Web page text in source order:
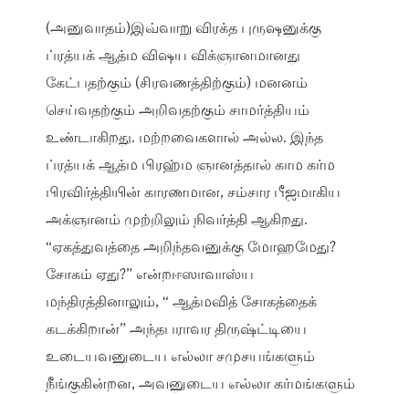
(அனுவாதம்)இவ்வாறு விரக்த புருஷனுக்கு
ப்ரத்யக் ஆத்ம விஷய விக்ஞானமானது
கேட்பதற்கும் (சிரவணத்திற்கும்) மனனம்
செய்வதற்கும் அறிவதற்கும் சாமர்த்தியம்
உண்டாகிறது. மற்றவைகளால் அல்ல. இந்த
ப்ரத்யக் ஆத்ம பிரஹ்ம ஞானத்தால் காம கர்ம
பிரவிர்த்தியின் காரணமான, சம்சார பீஜமாகிய
அக்ஞானம் முற்றிலும் நிவர்த்தி ஆகிறது.
“ஏகத்துவத்தை அறிந்தவனுக்கு மோஹமேது?
சோகம் ஏது?” என்றஈஸாவாஸ்ய
மந்திரத்தினாலும், “ ஆத்மவித் சோகத்தைக்
கடக்கிறான்” அந்தபராவர திருஷ்ட்டியை
உடையவனுடைய எல்லா சமுசயங்களும்
நீங்குகின்றன, அவனுடைய எல்லா கர்மங்களும்